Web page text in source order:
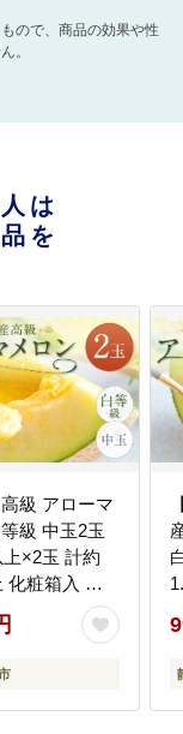
ので、商品の効果や性
。
は
を
級 アローマ
級 中玉2玉
×2玉 計約
化粧箱入 果
ツ メロン めろ
級ブランドメ
ドメロン 高